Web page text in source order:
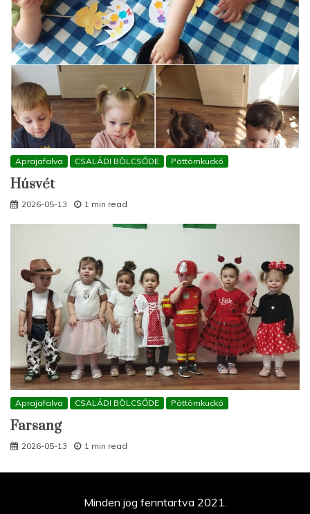
Aprajafalva CSALÁDI BÖLCSŐDE Pöttömkuckó
Húsvét
2026-05-13 1 min read
Aprajafalva CSALÁDI BÖLCSŐDE Pöttömkuckó
Farsang
2026-05-13 1 min read
Minden jog fenntartva 2021.